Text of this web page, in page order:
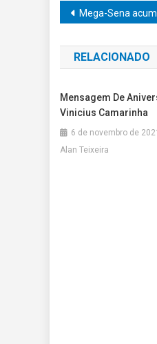
de
Post
Mega-Sena acumula e vai pagar R$ 36
RELACIONADO
Mensagem De
Vinicius Camarinha
6 de novembro de
Alan Teixeira